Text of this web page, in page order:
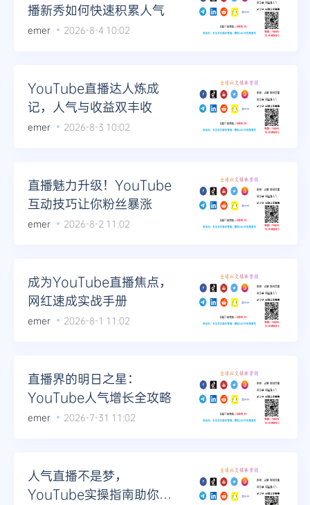
播新秀如何快速积累人气
emer 2026-8-4 10:02
YouTube直播达人炼成
记，人气与收益双丰收
emer 2026-8-3 10:02
直播魅力升级！YouTube
互动技巧让你粉丝暴涨
emer 2026-8-2 11:02
成为YouTube直播焦点，
网红速成实战手册
emer 2026-8-1 11:02
直播界的明日之星：
YouTube人气增长全攻略
emer 2026-7-31 11:02
人气直播不是梦，
YouTube实操指南助你破